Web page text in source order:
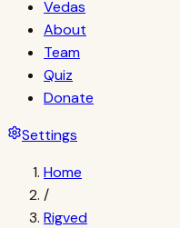
Vedas
About
Team
Quiz
Donate
Settings
Home
/
Rigved